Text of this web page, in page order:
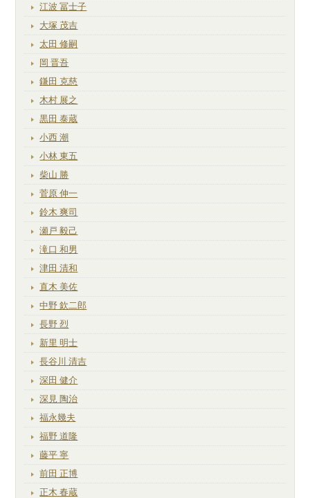
江波 冨士子
大塚 茂吉
太田 修嗣
岡 晋吾
鎌田 克慈
木村 展之
黒田 泰蔵
小西 潮
小林 東五
柴山 勝
菅原 伸一
鈴木 爽司
瀬戸 毅己
滝口 和男
津田 清和
直木 美佐
中野 欽二郎
長野 烈
新里 明士
長谷川 清吉
深田 健介
深見 陶治
福永幾夫
福野 道隆
藤平 寧
前田 正博
正木 春蔵